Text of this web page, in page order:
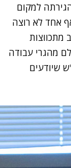
הגירתה למקום
אחד לא רוצה
מתכווצות
מהגרי עבודה
שיודעים